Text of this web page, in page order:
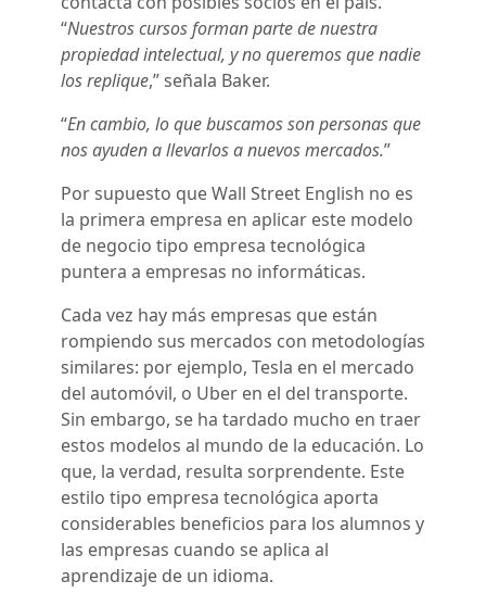
“Nuestros cursos forman parte de nuestra
propiedad intelectual, y no queremos que nadie
los replique,” señala Baker.
“En cambio, lo que buscamos son personas que
nos ayuden a llevarlos a nuevos mercados.”
Por supuesto que Wall Street English no es
la primera empresa en aplicar este modelo
de negocio tipo empresa tecnológica
puntera a empresas no informáticas.
Cada vez hay más empresas que están
rompiendo sus mercados con metodologías
similares: por ejemplo, Tesla en el mercado
del automóvil, o Uber en el del transporte.
Sin embargo, se ha tardado mucho en traer
estos modelos al mundo de la educación. Lo
que, la verdad, resulta sorprendente. Este
estilo tipo empresa tecnológica aporta
considerables beneficios para los alumnos y
las empresas cuando se aplica al
aprendizaje de un idioma.